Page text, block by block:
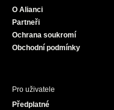
O Alianci
Partneři
Ochrana soukromí
Obchodní podmínky
Pro uživatele
Předplatné